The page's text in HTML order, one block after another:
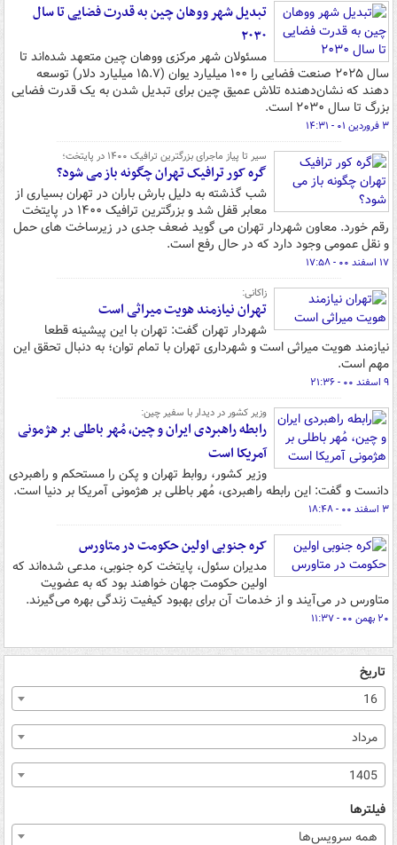
تبدیل شهر ووهان چین به قدرت فضایی تا سال
۲۰۳۰
مسئولان شهر مرکزی ووهان چین متعهد شده‌اند تا
سال ۲۰۲۵ صنعت فضایی را ۱۰۰ میلیارد یوان (۱۵.۷ میلیارد دلار) توسعه
دهند که نشان‌دهنده تلاش عمیق چین برای تبدیل شدن به یک قدرت فضایی
بزرگ تا سال ۲۰۳۰ است.
۳ فروردین ۰۱ - ۱۴:۳۱
سیر تا پیاز ماجرای بزرگترین ترافیک ۱۴۰۰ در پایتخت؛
گره کور ترافیک تهران چگونه باز می شود؟
شب گذشته به دلیل بارش باران در تهران بسیاری از
معابر قفل شد و بزرگترین ترافیک ۱۴۰۰ در پایتخت
رقم خورد. معاون شهردار تهران می گوید ضعف جدی در زیرساخت های حمل
و نقل عمومی وجود دارد که در حال رفع است.
۱۷ اسفند ۰۰ - ۱۷:۵۸
زاکانی:
تهران نیازمند هویت میراثی است
شهردار تهران گفت: تهران با این پیشینه قطعا
نیازمند هویت میراثی است و شهرداری تهران با تمام توان؛ به دنبال تحقق این
مهم است.
۹ اسفند ۰۰ - ۲۱:۳۶
وزیر کشور در دیدار با سفیر چین:
رابطه راهبردی ایران و چین، مُهر باطلی بر هژمونی
آمریکا است
وزیر کشور، روابط تهران و پکن را مستحکم و راهبردی
دانست و گفت: این رابطه راهبردی، مُهر باطلی بر هژمونی آمریکا بر دنیا است.
۳ اسفند ۰۰ - ۱۸:۴۸
کره جنوبی اولین حکومت در متاورس
مدیران سئول، پایتخت کره جنوبی، مدعی شده‌اند که
اولین حکومت جهان خواهند بود که به عضویت
متاورس در می‌آیند و از خدمات آن برای بهبود کیفیت زندگی بهره می‌گیرند.
۲۰ بهمن ۰۰ - ۱۱:۳۷
تاریخ
16
مرداد
1405
فیلترها
همه سرویس‌ها